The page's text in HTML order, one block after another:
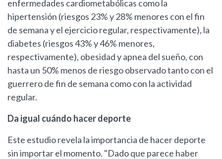
enfermedades cardiometabólicas como la
hipertensión (riesgos 23% y 28% menores con el fin
de semana y el ejercicio regular, respectivamente), la
diabetes (riesgos 43% y 46% menores,
respectivamente), obesidad y apnea del sueño, con
hasta un 50% menos de riesgo observado tanto con el
guerrero de fin de semana como con la actividad
regular.
Da igual cuándo hacer deporte
Este estudio revela la importancia de hacer deporte
sin importar el momento. "Dado que parece haber